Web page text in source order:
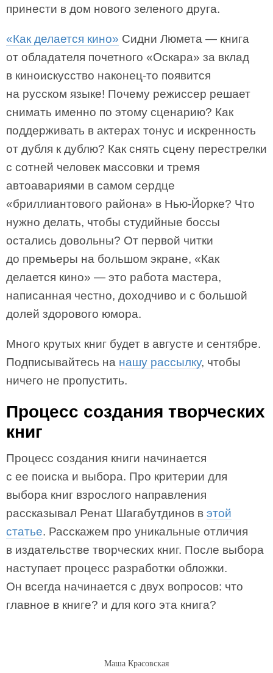
принести в дом нового зеленого друга.
«Как делается кино» Сидни Люмета — книга
от обладателя почетного «Оскара» за вклад
в киноискусство наконец-то появится
на русском языке! Почему режиссер решает
снимать именно по этому сценарию? Как
поддерживать в актерах тонус и искренность
от дубля к дублю? Как снять сцену перестрелки
с сотней человек массовки и тремя
автоавариями в самом сердце
«бриллиантового района» в Нью-Йорке? Что
нужно делать, чтобы студийные боссы
остались довольны? От первой читки
до премьеры на большом экране, «Как
делается кино» — это работа мастера,
написанная честно, доходчиво и с большой
долей здорового юмора.
Много крутых книг будет в августе и сентябре.
Подписывайтесь на нашу рассылку, чтобы
ничего не пропустить.
Процесс создания творческих
книг
Процесс создания книги начинается
с ее поиска и выбора. Про критерии для
выбора книг взрослого направления
рассказывал Ренат Шагабутдинов в этой
статье. Расскажем про уникальные отличия
в издательстве творческих книг. После выбора
наступает процесс разработки обложки.
Он всегда начинается с двух вопросов: что
главное в книге? и для кого эта книга?
Маша Красовская